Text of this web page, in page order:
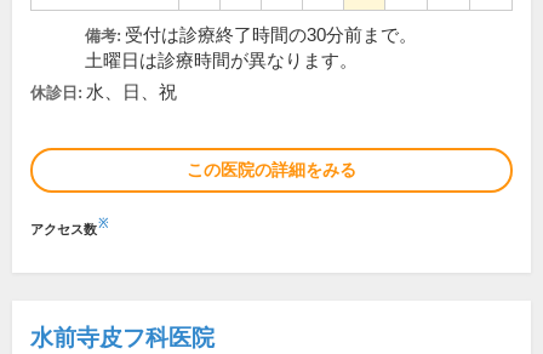
備考: 受付は診療終了時間の30分前まで。
土曜日は診療時間が異なります。
休診日: 水、日、祝
この医院の詳細をみる
アクセス数※
水前寺皮フ科医院